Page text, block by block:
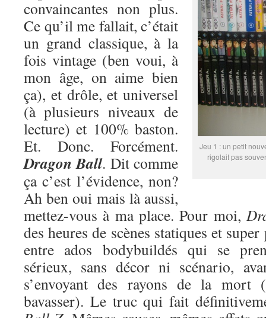
Jeu 1 : un petit
rigolait pas
convaincantes non plus.
Ce qu’il me fallait, c’était
un grand classique, à la
fois vintage (ben voui, à
mon âge, on aime bien
ça), et drôle, et universel
(à plusieurs niveaux de
lecture) et 100% baston.
Et. Donc. Forcément.
Dragon Ball. Dit comme
ça c’est l’évidence, non?
Ah ben oui mais là aussi,
mettez-vous à ma place. Pour moi,
des heures de scènes statiques et
entre ados bodybuildés qui se
sérieux, sans décor ni scénario,
s’envoyant des rayons de la mort
bavasser). Le truc qui fait